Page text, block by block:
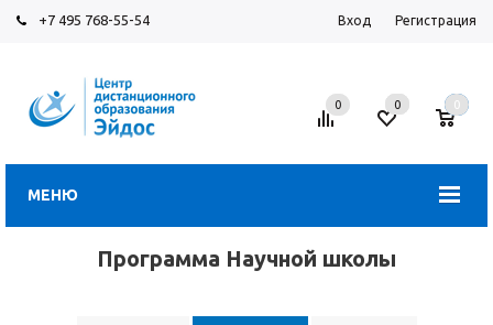
+7 495 768-55-54 Вход Регистрация
МЕНЮ
0 0 0
Программа Научной школы